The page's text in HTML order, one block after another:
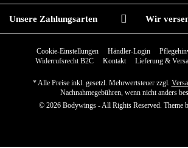
Unsere Zahlungsarten Wir
Cookie-Einstellungen Händler-Login
Widerrufsrecht B2C
Kontakt Lieferung &
* Alle Preise inkl. gesetzl. Mehrwertsteuer zzgl.
Nachnahmegebühren, wenn nicht anders
© 2026 Bodywings - All Rights Reserved. Theme